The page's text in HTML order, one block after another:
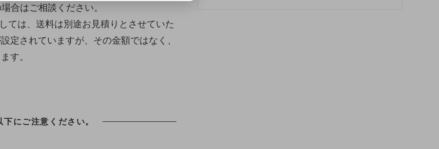
合はご相談ください。
ては、送料は別途お見積りとさせていた
定されていますが、その金額ではなく、
す。
にご注意ください。